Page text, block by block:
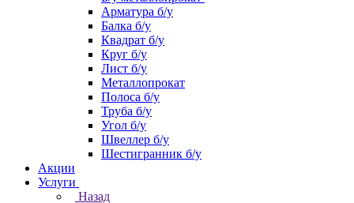
Арматура б/у
Балка б/у
Квадрат б/у
Круг б/у
Лист б/у
Металлопрокат
Полоса б/у
Труба б/у
Угол б/у
Швеллер б/у
Шестигранник б/у
Акции
Услуги
Назад